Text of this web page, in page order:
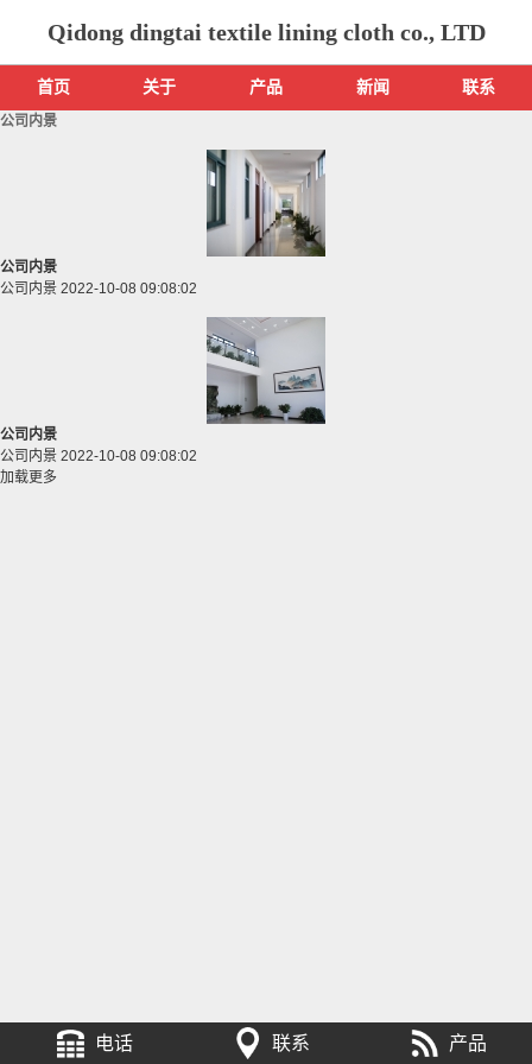
Qidong dingtai textile lining cloth co., LTD
首页 关于 产品 新闻 联系
公司内景
公司内景
公司内景 2022-10-08 09:08:02
公司内景
公司内景 2022-10-08 09:08:02
加载更多
电话 联系 产品